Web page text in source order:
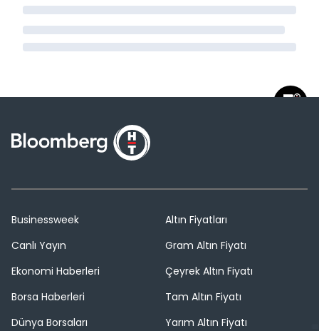
Businessweek
Canlı Yayın
Ekonomi Haberleri
Borsa Haberleri
Dünya Borsaları
Altın Fiyatları
Gram Altın Fiyatı
Çeyrek Altın Fiyatı
Tam Altın Fiyatı
Yarım Altın Fiyatı